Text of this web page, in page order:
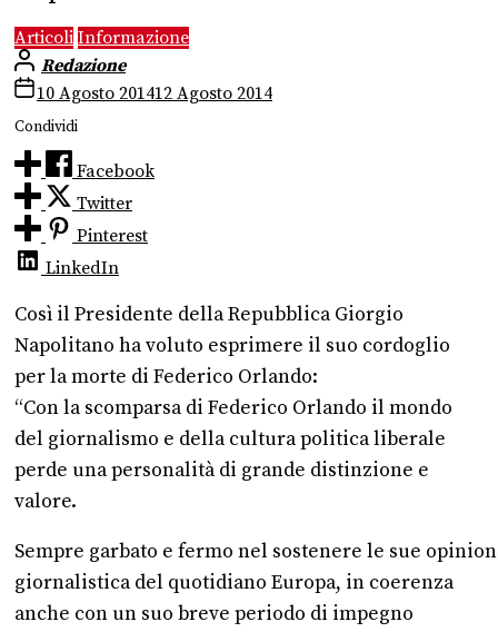
Articoli Informazione
Redazione
10 Agosto 201412 Agosto 2014
Condividi
Facebook
Twitter
Pinterest
LinkedIn
Così il Presidente della Repubblica Giorgio
Napolitano ha voluto esprimere il suo cordoglio
per la morte di Federico Orlando:
“Con la scomparsa di Federico Orlando il mondo
del giornalismo e della cultura politica liberale
perde una personalità di grande distinzione e
valore.
Sempre garbato e fermo nel sostenere le sue
giornalistica del quotidiano Europa, in coerenza
anche con un suo breve periodo di impegno